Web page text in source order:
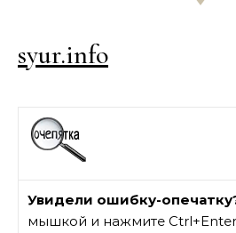
syur.info
Увидели ошибку-
мышкой и нажмите